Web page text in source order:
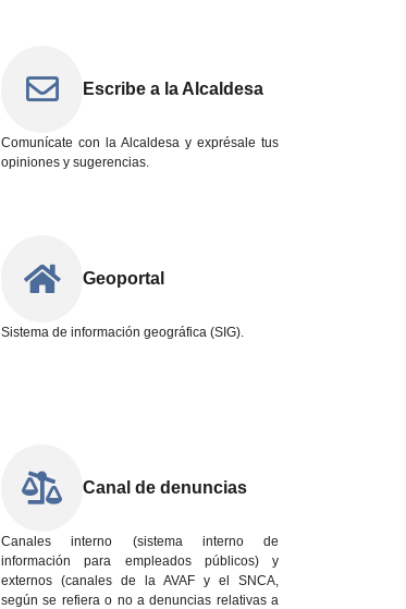
Escribe a la Alcaldesa
Comunícate con la Alcaldesa y exprésale tus
opiniones y sugerencias.
Geoportal
Sistema de información geográfica (SIG).
Canal de denuncias
Canales interno (sistema interno de
información para empleados públicos) y
externos (canales de la AVAF y el SNCA,
según se refiera o no a denuncias relativas a